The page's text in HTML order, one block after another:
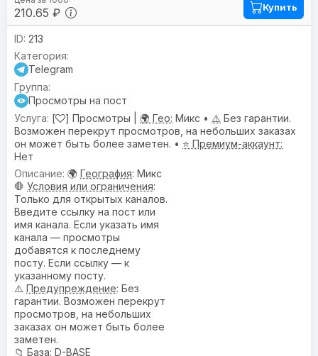
210.65 ₽ Купить
213
Telegram
Просмотры на пост
[
] Просмотры | 🌍 Гео: Микс • ⚠️ Без гарантии.
Возможен перекрут просмотров, на небольших заказах
он может быть более заметен. • ⭐ Премиум-аккаунт:
Нет
🌍 География: Микс
🛑 Условия или ограничения:
Только для открытых каналов.
Введите ссылку на пост или
имя канала. Если указать имя
канала — просмотры
добавятся к последнему
посту. Если ссылку — к
указанному посту.
⚠️ Предупреждениe: Без
гарантии. Возможен перекрут
просмотров, на небольших
заказах он может быть более
заметен.
📁 База: D-BASE